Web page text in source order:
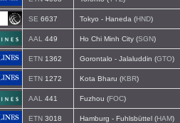
SE 6637 Tokyo - Haneda (HND)
AAL 449 Ho Chi Minh City (SGN)
ETN 1362 Gorontalo - Jalaluddin (GTO)
ETN 1272 Kota Bharu (KBR)
AAL 441 Fuzhou (FOC)
ETN 3018 Hamburg - Fuhlsbüttel (HAM)